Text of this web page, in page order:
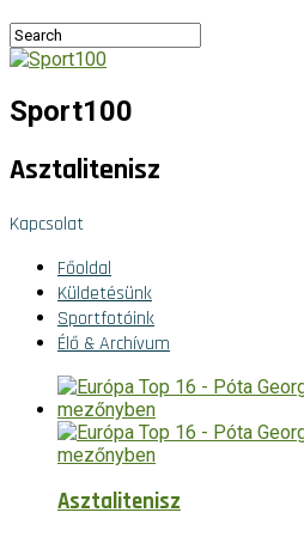
Sport100
Asztalitenisz
Kapcsolat
Főoldal
Küldetésünk
Sportfotóink
Élő & Archívum
Asztalitenisz